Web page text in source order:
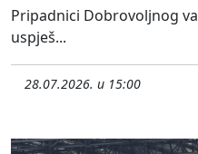
Pripadnici Dobrovoljnog
uspješ...
28.07.2026. u 15:00